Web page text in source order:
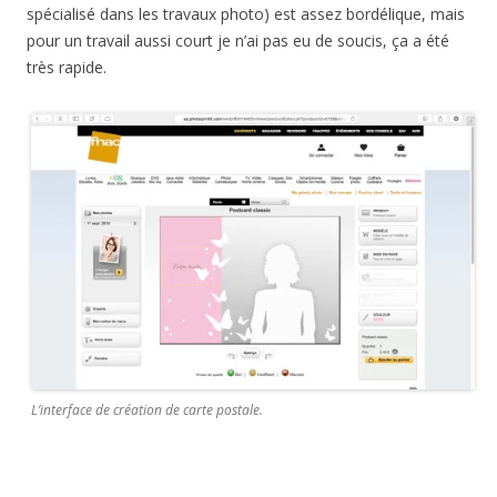
spécialisé dans les travaux photo) est assez bordélique, mais
pour un travail aussi court je n’ai pas eu de soucis, ça a été
très rapide.
L’interface de création de carte postale.